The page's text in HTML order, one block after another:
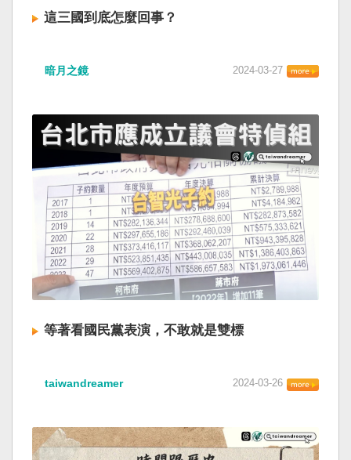
這三國到底怎麼回事？
暗月之鏡 2024-03-27
等著看國民黨表演，不敢就是雙標
taiwandreamer 2024-03-26